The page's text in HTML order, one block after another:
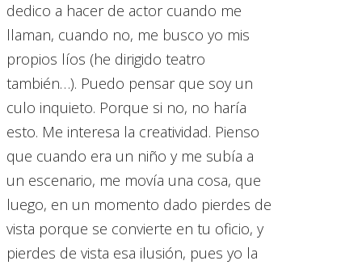
dedico a hacer de actor cuando me
llaman, cuando no, me busco yo mis
propios líos (he dirigido teatro
también…). Puedo pensar que soy un
culo inquieto. Porque si no, no haría
esto. Me interesa la creatividad. Pienso
que cuando era un niño y me subía a
un escenario, me movía una cosa, que
luego, en un momento dado pierdes de
vista porque se convierte en tu oficio, y
pierdes de vista esa ilusión, pues yo la